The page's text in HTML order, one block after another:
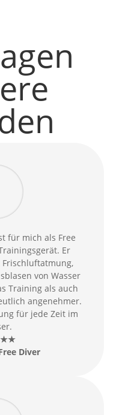
für mich als Free
Er
von Wasser
Training als auch
angenehmer.
für jede Zeit im
Diver